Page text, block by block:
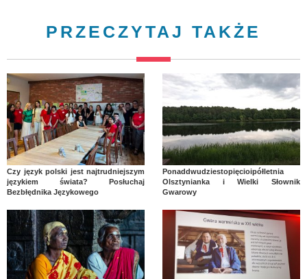
PRZECZYTAJ TAKŻE
Czy język polski jest najtrudniejszym
językiem świata? Posłuchaj
Bezbłędnika Językowego
Ponaddwudziestopięcioipółletnia
Olsztynianka i Wielki Słownik
Gwarowy